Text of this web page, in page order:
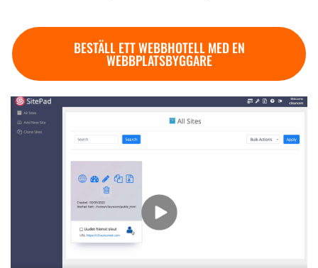
BESTÄLL ETT WEBBHOTELL MED EN
WEBBPLATSBYGGARE